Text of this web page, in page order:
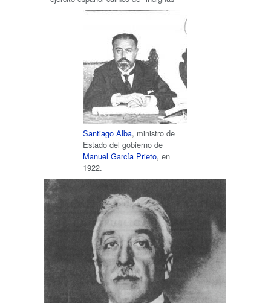
Santiago Alba, ministro de
Estado del gobierno de
Manuel García Prieto, en
1922.